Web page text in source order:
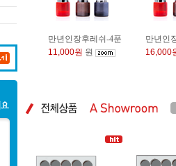
만년인장후레쉬-4푼
11,000원 원
만년인
16,000